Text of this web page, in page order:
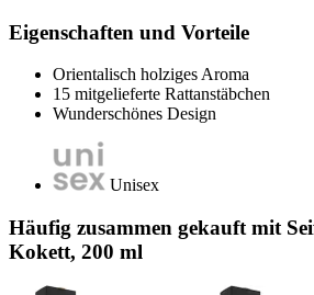
Eigenschaften und Vorteile
Orientalisch holziges Aroma
15 mitgelieferte Rattanstäbchen
Wunderschönes Design
Unisex
Häufig zusammen gekauft mit
Kokett, 200 ml